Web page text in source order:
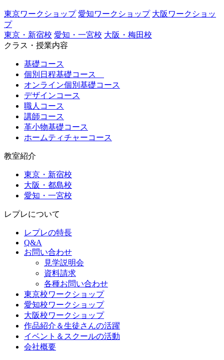
東京ワークショップ 愛知ワークショップ 大阪ワークショッ
プ
東京・新宿校 愛知・一宮校 大阪・梅田校
クラス・授業内容
基礎コース
個別日程基礎コース
オンライン個別基礎コース
デザインコース
職人コース
講師コース
革小物基礎コース
ホームティチャーコース
教室紹介
東京・新宿校
大阪・都島校
愛知・一宮校
レプレについて
レプレの特長
Q&A
お問い合わせ
見学説明会
資料請求
各種お問い合わせ
東京校ワークショップ
愛知校ワークショップ
大阪校ワークショップ
作品紹介＆生徒さんの活躍
イベント＆スクールの活動
会社概要